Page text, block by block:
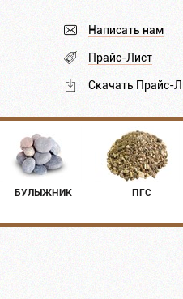
Написать нам
Прайс-Лист
Скачать Прайс-
БУЛЫЖНИК ПГС